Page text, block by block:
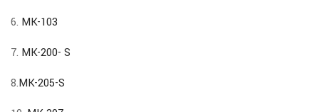
6. MK-103
7. MK-200- S
8.MK-205-S